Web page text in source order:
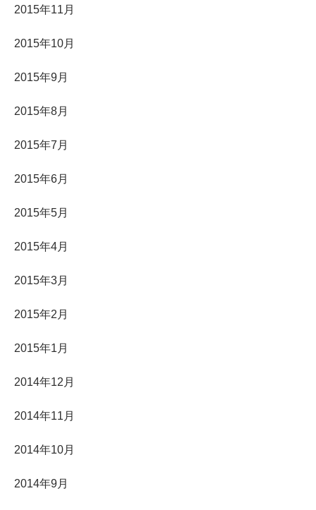
2015年11月
2015年10月
2015年9月
2015年8月
2015年7月
2015年6月
2015年5月
2015年4月
2015年3月
2015年2月
2015年1月
2014年12月
2014年11月
2014年10月
2014年9月